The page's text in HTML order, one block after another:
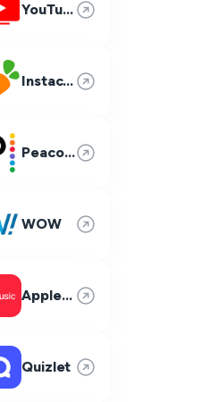
YouTube TV
Instacart
Peacock
WOW
Apple Music
Quizlet